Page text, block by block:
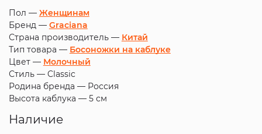
Пол — Женщинам
Бренд — Graciana
Страна производитель — Китай
Тип товара — Босоножки на каблуке
Цвет — Молочный
Стиль — Classic
Родина бренда — Россия
Высота каблука — 5 см
Наличие